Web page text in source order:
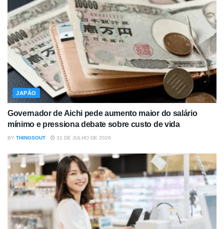
JAPÃO
Governador de Aichi pede aumento maior do salário
mínimo e pressiona debate sobre custo de vida
BY THINGSOUT 31 DE JULHO DE 2026